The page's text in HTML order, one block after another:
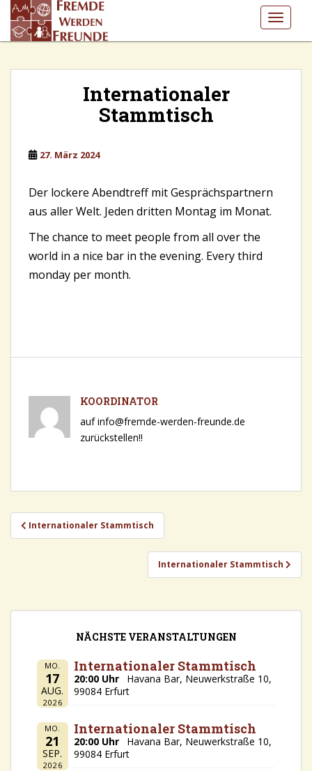
i
Internationaler
Stammtisch
27. März 2024
Der lockere Abendtreff mit Gesprächspartnern
aus aller Welt. Jeden dritten Montag im Monat.
The chance to meet people from all over the
world in a nice bar in the evening. Every third
monday per month.
KOORDINATOR
auf info@fremde-werden-freunde.de
zurückstellen!!
Beitragsnavigation
Internationaler Stammtisch
Internationaler Stammtisch
NÄCHSTE VERANSTALTUNGEN
MO.
17
AUG.
2026
Internationaler Stammtisch
20:00 Uhr
Havana Bar, Neuwerkstraße 10,
99084 Erfurt
MO.
21
SEP.
2026
Internationaler Stammtisch
20:00 Uhr
Havana Bar, Neuwerkstraße 10,
99084 Erfurt